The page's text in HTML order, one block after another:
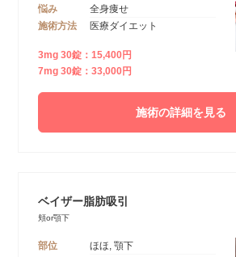
悩み
全身痩せ
施術方法
医療ダイエット
3mg 30錠：15,400円
7mg 30錠：33,000円
施術の詳細を見る
ベイザー脂肪吸引
頬or顎下
部位
ほほ, 顎下